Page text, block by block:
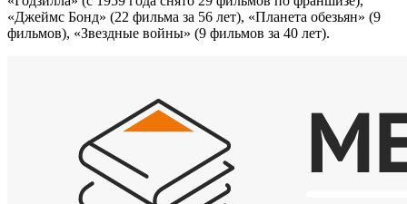
«Джеймс Бонд» (22 фильма за 56 лет), «Планета обезьян» (9
фильмов), «Звездные войны» (9 фильмов за 40 лет).